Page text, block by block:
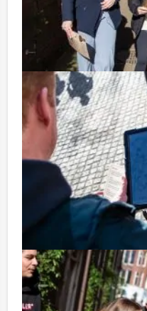
Tip:
Niet telkens uw knip
te rekenen? Voor €
BTW) kunt u
waarbij u onbeperkt
huiswijn, koffie en
niet voor verrassingen
Reservering voor
Komt u niet aan het
deze activiteit? Als u
aantal te betalen, kunt u
personen boeken!